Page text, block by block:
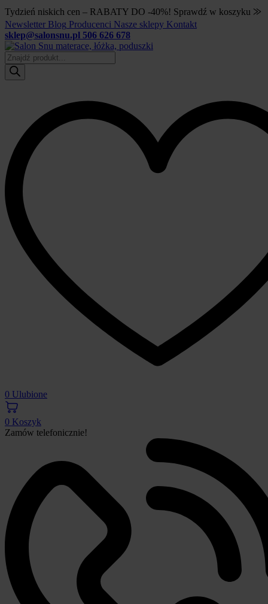
Tydzień niskich cen – RABATY DO -40%! Sprawdź w koszyku ⨠
Newsletter Blog Producenci Nasze sklepy Kontakt
sklep@salonsnu.pl 506 626 678
Wyszukiwarka
produktów
0 Ulubione
0 Koszyk
Zamów telefonicznie!